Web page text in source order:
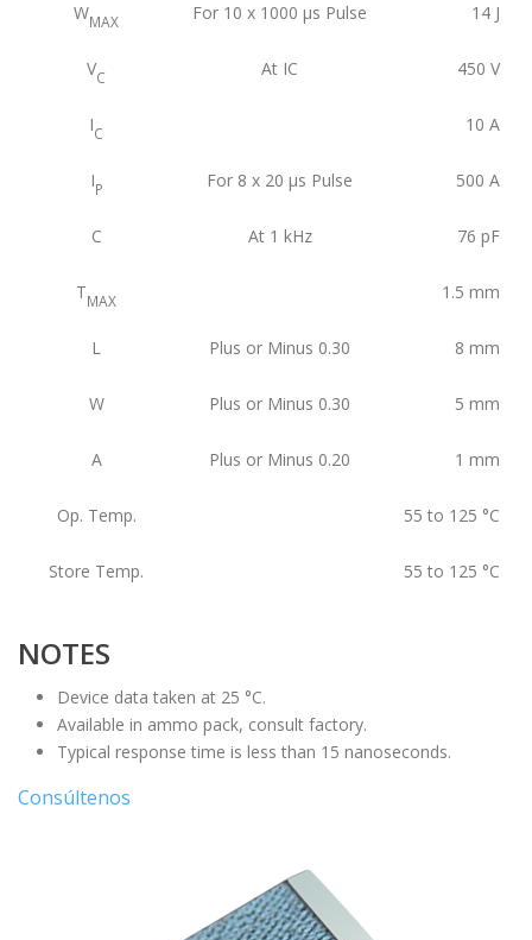
WMAX For 10 x 1000 μs Pulse 14 J
VC At IC 450 V
IC 10 A
IP For 8 x 20 μs Pulse 500 A
C At 1 kHz 76 pF
TMAX 1.5 mm
L Plus or Minus 0.30 8 mm
W Plus or Minus 0.30 5 mm
A Plus or Minus 0.20 1 mm
Op. Temp. 55 to 125 °C
Store Temp. 55 to 125 °C
NOTES
Device data taken at 25 °C.
Available in ammo pack, consult factory.
Typical response time is less than 15 nanoseconds.
Consúltenos